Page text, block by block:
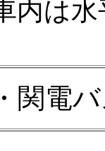
内は
電